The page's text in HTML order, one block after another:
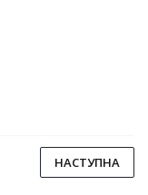
НАСТУПНА